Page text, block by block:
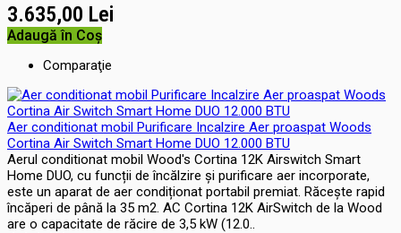
3.635,00 Lei
Adaugă în Coş
Comparaţie
Aer conditionat mobil Purificare Incalzire Aer proaspat Woods
Cortina Air Switch Smart Home DUO 12.000 BTU
Aerul conditionat mobil Wood's Cortina 12K Airswitch Smart
Home DUO, cu funcții de încălzire și purificare aer incorporate,
este un aparat de aer condiționat portabil premiat. Răcește rapid
încăperi de până la 35 m2. AC Cortina 12K AirSwitch de la Wood
are o capacitate de răcire de 3,5 kW (12.0..